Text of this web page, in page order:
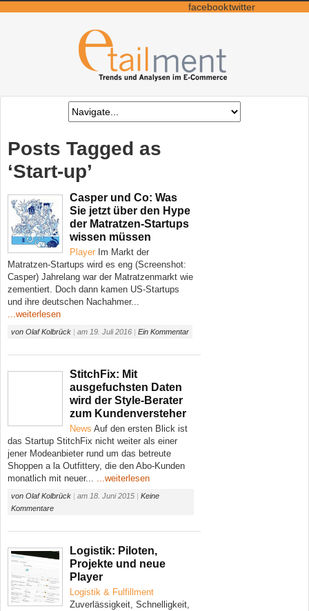
facebooktwitter
Posts Tagged as
‘Start-up’
Casper und Co: Was
Sie jetzt über den Hype
der Matratzen-Startups
wissen müssen
Player Im Markt der
Matratzen-Startups wird es eng (Screenshot:
Casper) Jahrelang war der Matratzenmarkt wie
zementiert. Doch dann kamen US-Startups
und ihre deutschen Nachahmer...
...weiterlesen
von Olaf Kolbrück | am 19. Juli 2016 | Ein Kommentar
StitchFix: Mit
ausgefuchsten Daten
wird der Style-Berater
zum Kundenversteher
News Auf den ersten Blick ist
das Startup StitchFix nicht weiter als einer
jener Modeanbieter rund um das betreute
Shoppen a la Outfittery, die den Abo-Kunden
monatlich mit neuer... ...weiterlesen
von Olaf Kolbrück | am 18. Juni 2015 | Keine
Kommentare
Logistik: Piloten,
Projekte und neue
Player
Logistik & Fulfillment
Zuverlässigkeit, Schnelligkeit,